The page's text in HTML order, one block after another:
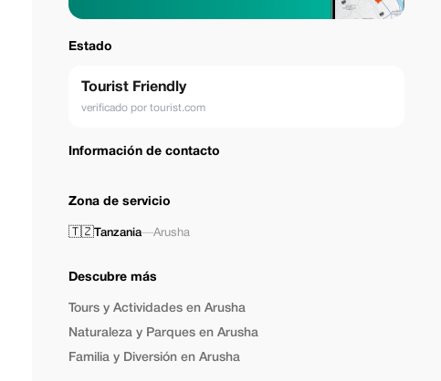
Estado
Tourist Friendly
verificado por tourist.com
Información de contacto
Zona de servicio
🇹🇿Tanzania—Arusha
Descubre más
Tours y Actividades en Arusha
Naturaleza y Parques en Arusha
Familia y Diversión en Arusha